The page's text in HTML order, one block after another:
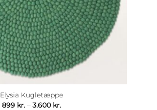
Elysia Kugletæppe
899 kr. – 3.600 kr.Prisinterval: